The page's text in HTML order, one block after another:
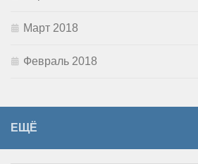
Март 2018
Февраль 2018
ЕЩЁ